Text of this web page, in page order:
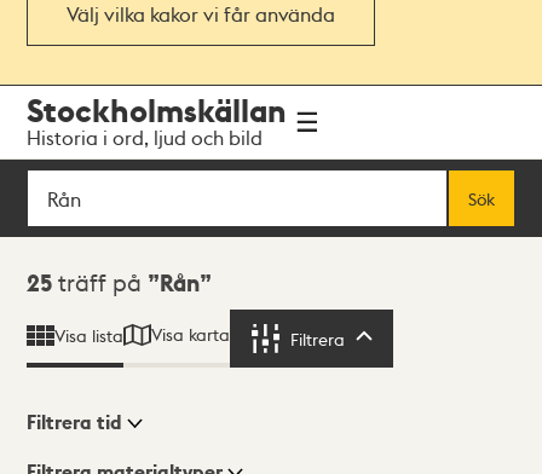
Välj vilka kakor vi får använda
navigationen
huvudinnehållet
Stockholmskällan
Historia i ord, ljud och bild
Sök
Sök
Sökresultat
25 träff på Rån
Visa lista Visa karta Filtrera
Filtrera tid